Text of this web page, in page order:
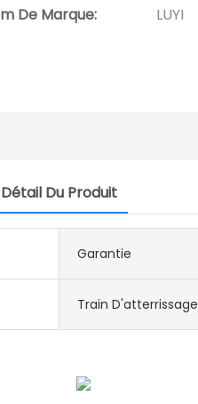
De Marque:
LUYI
Détail Du Produit
Garantie
Train D'atterrissage